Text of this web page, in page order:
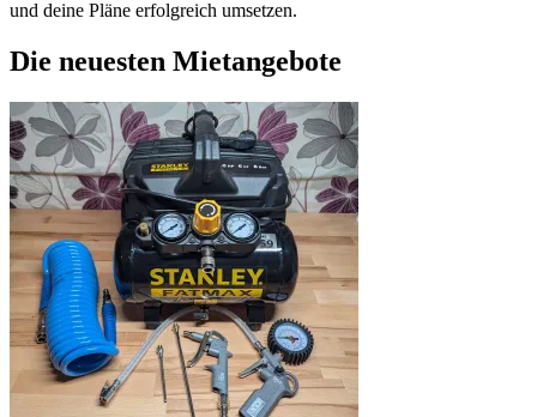
und deine Pläne erfolgreich umsetzen.
Die neuesten Mietangebote